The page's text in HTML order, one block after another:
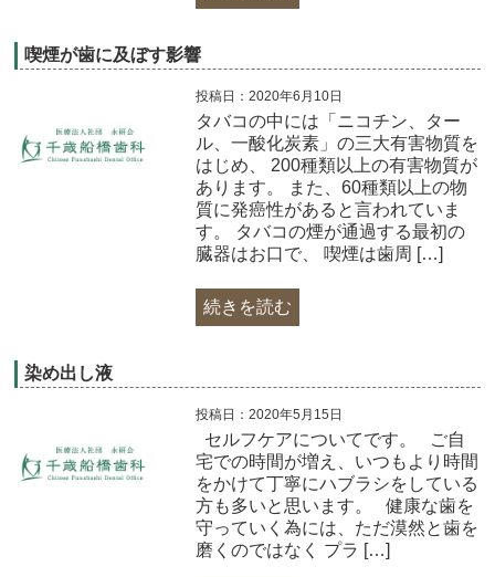
喫煙が歯に及ぼす影響
投稿日：2020年6月10日
タバコの中には「ニコチン、ター
ル、一酸化炭素」の三大有害物質を
はじめ、 200種類以上の有害物質が
あります。 また、60種類以上の物
質に発癌性があると言われていま
す。 タバコの煙が通過する最初の
臓器はお口で、 喫煙は歯周 […]
続きを読む
染め出し液
投稿日：2020年5月15日
セルフケアについてです。 ご自
宅での時間が増え、いつもより時間
をかけて丁寧にハブラシをしている
方も多いと思います。 健康な歯を
守っていく為には、ただ漠然と歯を
磨くのではなく プラ […]